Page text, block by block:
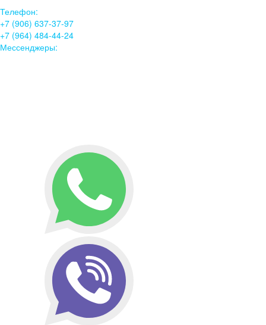
Телефон:
+7 (906) 637-37-97
+7 (964) 484-44-24
Мессенджеры: